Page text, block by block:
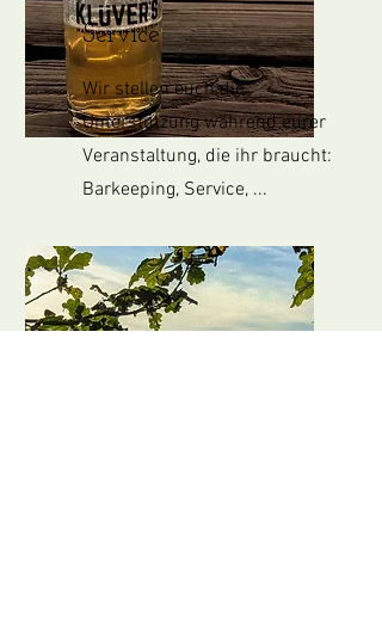
Service
Wir stellen euch die
Unterstützung während eurer
Veranstaltung, die ihr braucht:
Barkeeping, Service, ...